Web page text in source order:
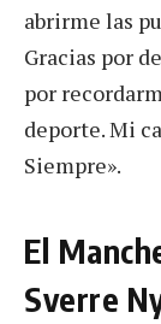
abrirme las
Gracias por
por
deporte. Mi
Siempre».
El
Sverre